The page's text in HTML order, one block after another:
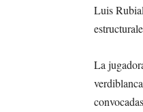
Luis
La